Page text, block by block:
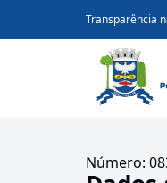
Transparência
Número: